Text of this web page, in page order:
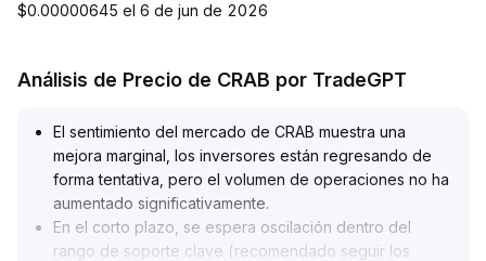
$0.00000645 el 6 de jun de 2026
Análisis de Precio de CRAB por TradeGPT
El sentimiento del mercado de CRAB muestra una
mejora marginal, los inversores están regresando de
forma tentativa, pero el volumen de operaciones no ha
aumentado significativamente.
En el corto plazo, se espera oscilación dentro del
rango de soporte clave (recomendado seguir los